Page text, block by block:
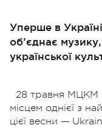
Уперше в
об’єднає
української
28 травня МЦКМ
місцем однієї з
цієї весни —